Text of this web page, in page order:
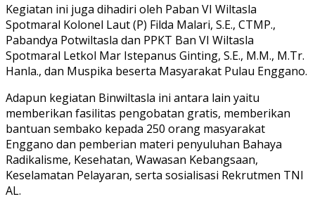
Kegiatan ini juga dihadiri oleh Paban VI Wiltasla
Spotmaral Kolonel Laut (P) Filda Malari, S.E., CTMP.,
Pabandya Potwiltasla dan PPKT Ban VI Wiltasla
Spotmaral Letkol Mar Istepanus Ginting, S.E., M.M., M.Tr.
Hanla., dan Muspika beserta Masyarakat Pulau Enggano.
Adapun kegiatan Binwiltasla ini antara lain yaitu
memberikan fasilitas pengobatan gratis, memberikan
bantuan sembako kepada 250 orang masyarakat
Enggano dan pemberian materi penyuluhan Bahaya
Radikalisme, Kesehatan, Wawasan Kebangsaan,
Keselamatan Pelayaran, serta sosialisasi Rekrutmen TNI
AL.